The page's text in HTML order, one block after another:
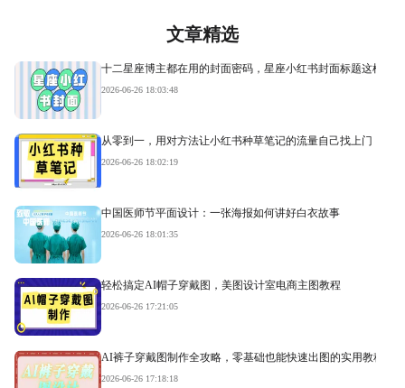
文章精选
十二星座博主都在用的封面密码，星座小红书封面标题这样写
2026-06-26 18:03:48
从零到一，用对方法让小红书种草笔记的流量自己找上门
2026-06-26 18:02:19
中国医师节平面设计：一张海报如何讲好白衣故事
2026-06-26 18:01:35
轻松搞定AI帽子穿戴图，美图设计室电商主图教程
2026-06-26 17:21:05
AI裤子穿戴图制作全攻略，零基础也能快速出图的实用教程
2026-06-26 17:18:18